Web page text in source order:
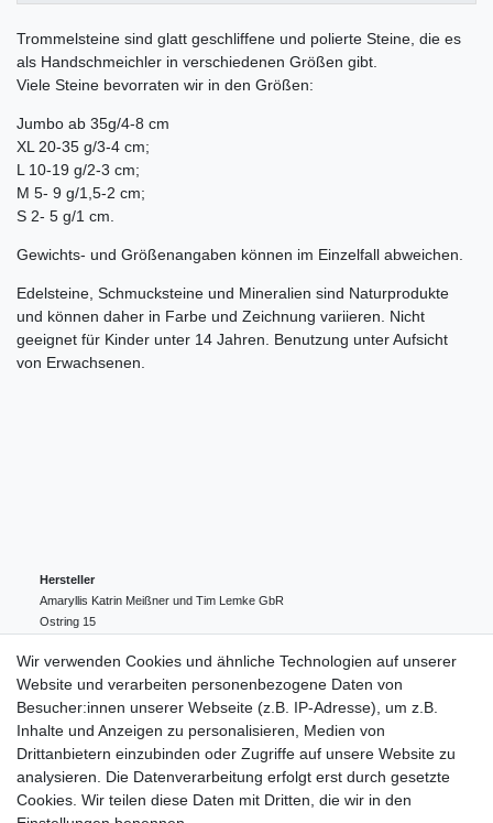
Trommelsteine sind glatt geschliffene und polierte Steine, die es
als Handschmeichler in verschiedenen Größen gibt.
Viele Steine bevorraten wir in den Größen:
Jumbo ab 35g/4-8 cm
XL 20-35 g/3-4 cm;
L 10-19 g/2-3 cm;
M 5- 9 g/1,5-2 cm;
S 2- 5 g/1 cm.
Gewichts- und Größenangaben können im Einzelfall abweichen.
Edelsteine, Schmucksteine und Mineralien sind Naturprodukte
und können daher in Farbe und Zeichnung variieren. Nicht
geeignet für Kinder unter 14 Jahren. Benutzung unter Aufsicht
von Erwachsenen.
Hersteller
Amaryllis Katrin Meißner und Tim Lemke GbR
Ostring 15
004943548099856
amaryllis-eckernfoerde@t-online.de
EU-Verantwortlicher
Amaryllis Katrin Meißner und Tim Lemke GbR
Ostring
15
004943548099856
amaryllis-eckernfoerde@t-online.de
Wir verwenden Cookies und ähnliche Technologien auf unserer
Website und verarbeiten personenbezogene Daten von
Besucher:innen unserer Webseite (z.B. IP-Adresse), um z.B.
Inhalte und Anzeigen zu personalisieren, Medien von
Drittanbietern einzubinden oder Zugriffe auf unsere Website zu
analysieren. Die Datenverarbeitung erfolgt erst durch gesetzte
Cookies. Wir teilen diese Daten mit Dritten, die wir in den